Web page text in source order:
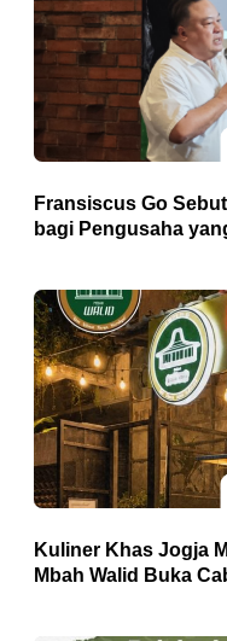
Fransiscus Go
bagi Pengusaha
Kuliner Khas Jogja
Mbah Walid Buka